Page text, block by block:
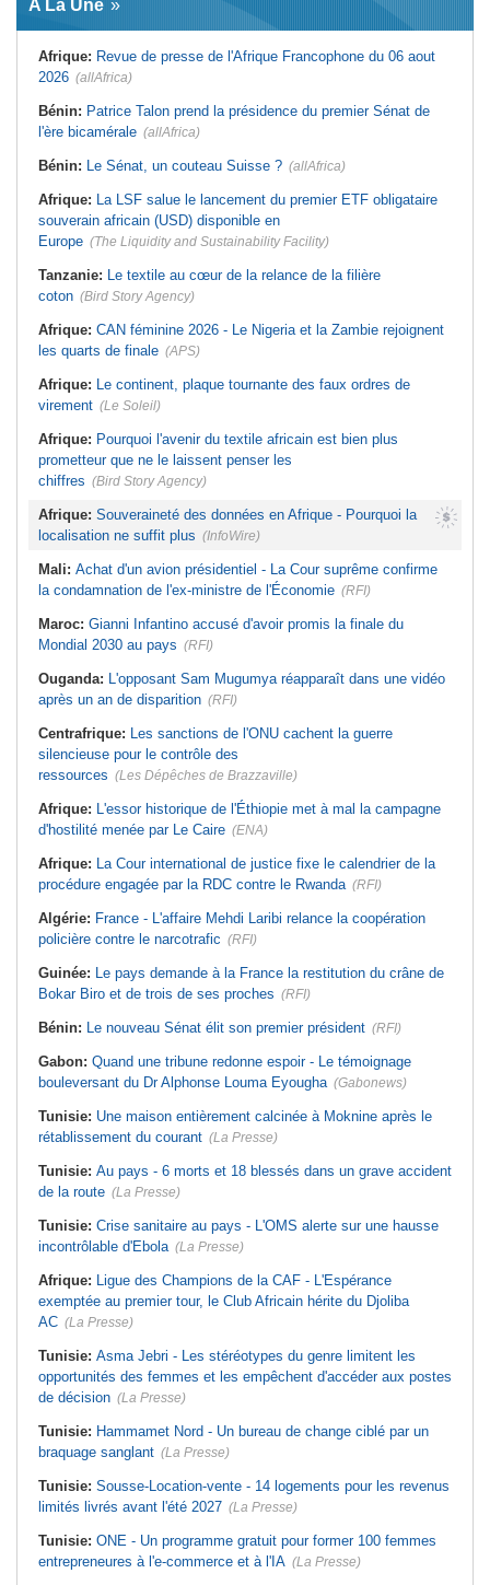
virement
Mali:Achat d'un avion présidentiel -
condamnation de l'ex-ministre de
l'Économie
France la restitution du crâne de
Bokar Biro et de trois de ses
proches
premier président
l'environnement - La Roots Wild
Foundation distinguée au Grand Prix
Nelson Mandela
blessés dans un grave accident de
calcinée à Moknine après le
rétablissement du courant
premier tour, le Club Africain hérite
Tunisie:Crise sanitaire au pays -
incontrôlable d'Ebola
A La Une
Afrique: Revue de presse de l'Afrique Francophone du 06 aout
2026 (allAfrica)
Bénin: Patrice Talon prend la présidence du premier Sénat de
l'ère bicamérale (allAfrica)
Bénin: Le Sénat, un couteau Suisse ? (allAfrica)
Afrique: La LSF salue le lancement du premier ETF obligataire
souverain africain (USD) disponible en
Europe (The Liquidity and Sustainability Facility)
Tanzanie: Le textile au cœur de la relance de la filière
coton (Bird Story Agency)
Afrique: CAN féminine 2026 - Le Nigeria et la Zambie rejoignent
les quarts de finale (APS)
Afrique: Le continent, plaque tournante des faux ordres de
virement (Le Soleil)
Afrique: Pourquoi l'avenir du textile africain est bien plus
prometteur que ne le laissent penser les
chiffres (Bird Story Agency)
Afrique: Souveraineté des données en Afrique - Pourquoi la
localisation ne suffit plus (InfoWire)
Mali: Achat d'un avion présidentiel - La Cour suprême confirme
la condamnation de l'ex-ministre de l'Économie (RFI)
Maroc: Gianni Infantino accusé d'avoir promis la finale du
Mondial 2030 au pays (RFI)
Ouganda: L'opposant Sam Mugumya réapparaît dans une vidéo
après un an de disparition (RFI)
Centrafrique: Les sanctions de l'ONU cachent la guerre
silencieuse pour le contrôle des
ressources (Les Dépêches de Brazzaville)
Afrique: L'essor historique de l'Éthiopie met à mal la campagne
d'hostilité menée par Le Caire (ENA)
Afrique: La Cour international de justice fixe le calendrier de la
procédure engagée par la RDC contre le Rwanda (RFI)
Algérie: France - L'affaire Mehdi Laribi relance la coopération
policière contre le narcotrafic (RFI)
Guinée: Le pays demande à la France la restitution du crâne de
Bokar Biro et de trois de ses proches (RFI)
Bénin: Le nouveau Sénat élit son premier président (RFI)
Gabon: Quand une tribune redonne espoir - Le témoignage
bouleversant du Dr Alphonse Louma Eyougha (Gabonews)
Tunisie: Une maison entièrement calcinée à Moknine après le
rétablissement du courant (La Presse)
Tunisie: Au pays - 6 morts et 18 blessés dans un grave accident
de la route (La Presse)
Tunisie: Crise sanitaire au pays - L'OMS alerte sur une hausse
incontrôlable d'Ebola (La Presse)
Afrique: Ligue des Champions de la CAF - L'Espérance
exemptée au premier tour, le Club Africain hérite du Djoliba
AC (La Presse)
Tunisie: Asma Jebri - Les stéréotypes du genre limitent les
opportunités des femmes et les empêchent d'accéder aux postes
de décision (La Presse)
Tunisie: Hammamet Nord - Un bureau de change ciblé par un
braquage sanglant (La Presse)
Tunisie: Sousse-Location-vente - 14 logements pour les revenus
limités livrés avant l'été 2027 (La Presse)
Tunisie: ONE - Un programme gratuit pour former 100 femmes
entrepreneures à l'e-commerce et à l'IA (La Presse)